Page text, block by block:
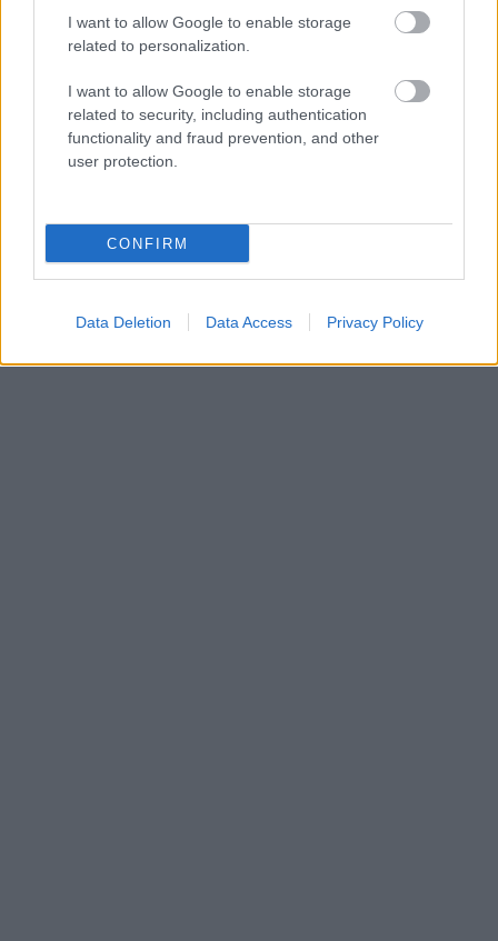
I want to allow Google to enable storage
related to personalization.
I want to allow Google to enable storage
related to security, including authentication
functionality and fraud prevention, and other
user protection.
CONFIRM
Data Deletion Data Access Privacy Policy
«Εγώ είμαι η ανάπηρη, αυτοί είναι οι μ***ες» –